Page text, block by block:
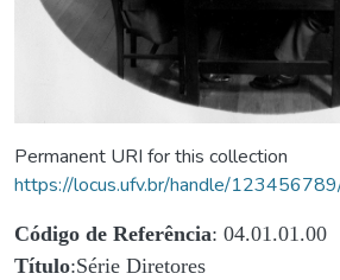
Permanent URI for this collection
https://locus.ufv.br/handle/
Código de Referência: 04.01.01.00
Título:Série Diretores